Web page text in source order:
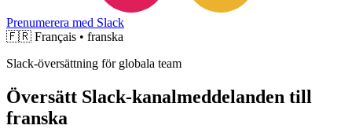
Prenumerera med Slack
🇫🇷 Français • franska
Slack-översättning för globala team
Översätt Slack-kanalmeddelanden till
franska